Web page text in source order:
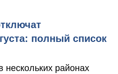
полный список
нескольких районах